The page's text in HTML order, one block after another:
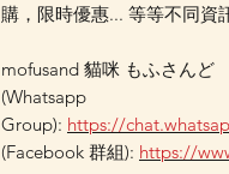
購，限時優惠... 等等不同資
mofusand 貓咪 もふさんど
(Whatsapp
Group): https://
(Facebook 群組): https://